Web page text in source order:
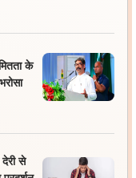
के
से